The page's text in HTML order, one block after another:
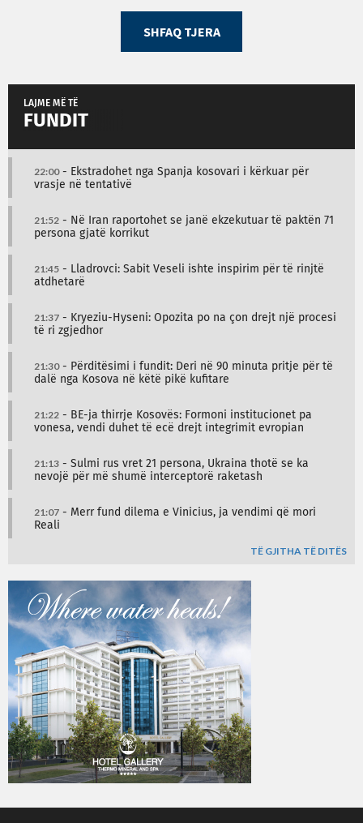
SHFAQ TJERA
LAJME MË TË
FUNDIT
22:00- Ekstradohet nga Spanja kosovari i kërkuar për
vrasje në tentativë
21:52 - Në Iran raportohet se janë ekzekutuar të paktën 71
persona gjatë korrikut
21:45 - Lladrovci: Sabit Veseli ishte inspirim për të rinjtë
atdhetarë
21:37 - Kryeziu-Hyseni: Opozita po na çon drejt një procesi
të ri zgjedhor
21:30- Përditësimi i fundit: Deri në 90 minuta pritje për të
dalë nga Kosova në këtë pikë kufitare
21:22 - BE-ja thirrje Kosovës: Formoni institucionet pa
vonesa, vendi duhet të ecë drejt integrimit evropian
21:13 - Sulmi rus vret 21 persona, Ukraina thotë se ka
nevojë për më shumë interceptorë raketash
21:07 - Merr fund dilema e Vinicius, ja vendimi që mori
Reali
TË GJITHA TË DITËS